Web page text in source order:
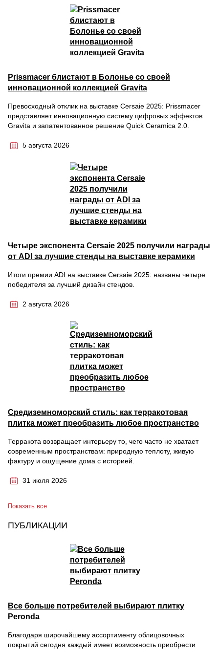
Prissmacer блистают в Болонье со своей
инновационной коллекцией Gravita
Превосходный отклик на выставке Cersaie 2025: Prissmacer
представляет инновационную систему цифровых эффектов
Gravita и запатентованное решение Quick Ceramica 2.0.
5 августа 2026
Четыре экспонента Cersaie 2025 получили награды
от ADI за лучшие стенды на выставке керамики
Итоги премии ADI на выставке Cersaie 2025: названы четыре
победителя за лучший дизайн стендов.
2 августа 2026
Средиземноморский стиль: как терракотовая
плитка может преобразить любое пространство
Терракота возвращает интерьеру то, чего часто не хватает
современным пространствам: природную теплоту, живую
фактуру и ощущение дома с историей.
31 июля 2026
Показать все
ПУБЛИКАЦИИ
Все больше потребителей выбирают плитку
Peronda
Благодаря широчайшему ассортименту облицовочных
покрытий сегодня каждый имеет возможность приобрести